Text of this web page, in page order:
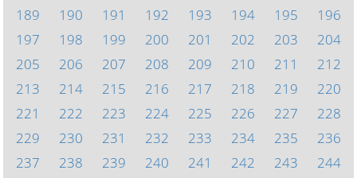
189
190 191 192 193 194 195
196
197
198 199 200 201 202 203
204
205
206 207 208 209 210 211
212
213
214 215 216 217 218 219
220
221
222 223 224 225 226 227
228
229
230 231 232 233 234 235
236
237
238 239 240 241 242 243
244